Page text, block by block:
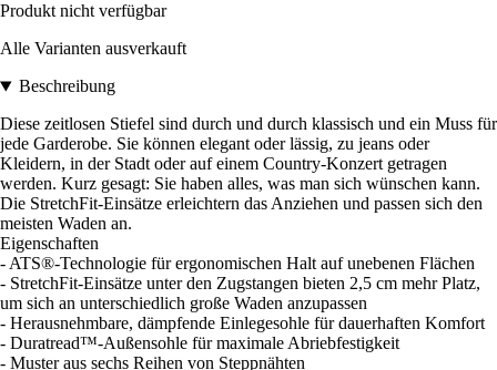
Produkt nicht verfügbar
Alle Varianten ausverkauft
Beschreibung
Diese zeitlosen Stiefel sind durch und durch klassisch und ein Muss für
jede Garderobe. Sie können elegant oder lässig, zu jeans oder
Kleidern, in der Stadt oder auf einem Country-Konzert getragen
werden. Kurz gesagt: Sie haben alles, was man sich wünschen kann.
Die StretchFit-Einsätze erleichtern das Anziehen und passen sich den
meisten Waden an.
Eigenschaften
- ATS®-Technologie für ergonomischen Halt auf unebenen Flächen
- StretchFit-Einsätze unter den Zugstangen bieten 2,5 cm mehr Platz,
um sich an unterschiedlich große Waden anzupassen
- Herausnehmbare, dämpfende Einlegesohle für dauerhaften Komfort
- Duratread™-Außensohle für maximale Abriebfestigkeit
- Muster aus sechs Reihen von Steppnähten